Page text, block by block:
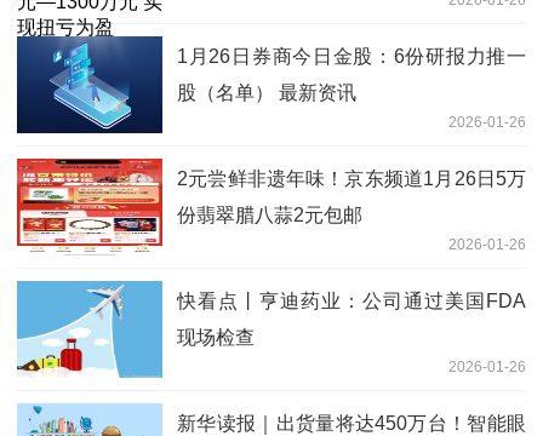
1月26日券商今日金股：6份研报力推一
股（名单） 最新资讯
2026-01-26
2元尝鲜非遗年味！京东频道1月26日5万
份翡翠腊八蒜2元包邮
2026-01-26
快看点丨亨迪药业：公司通过美国FDA
现场检查
2026-01-26
新华读报｜出货量将达450万台！智能眼